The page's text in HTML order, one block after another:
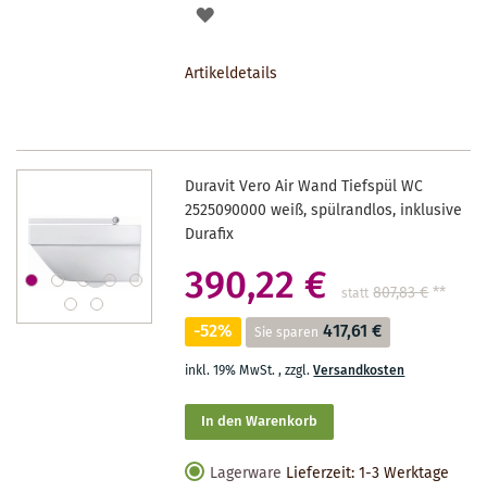
AUF
Artikeldetails
Duravit Vero Air Wand Tiefspül WC
2525090000 weiß, spülrandlos, inklusive
Durafix
390,22 € statt 807,83 €**
-52% Sie sparen 417,61 €
inkl. 19% MwSt.,zzgl.Versandkosten
In den Warenkorb
Lagerware Lieferzeit: 1-3 Werktage